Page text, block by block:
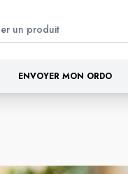
ENVOYER MON ORDO